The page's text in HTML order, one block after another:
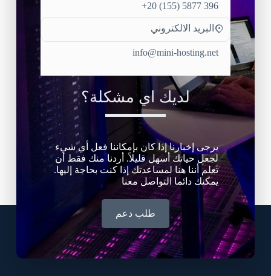
396 5877 (155) 20+
البريد الالكتروني
info@mini-hosting.net
لديك اي مشكلة؟
يرجى إخبارنا إذا كان بإمكاننا فعل أي شيء
لجعل حياتك أسهل قليلاً. أردنا منك فقط أن
تعلم أننا هنا لمساعدتك إذا كنت بحاجة إليها.
يمكنك دائما التواصل معنا
طلب دعم
Buy cheap website traffic
Best Automated Bot Traffic
Impact-Site-Verification: cb2b9c59-e8b9-4756-b652-